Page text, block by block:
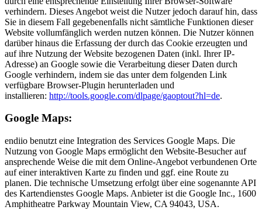
verhindern. Dieses Angebot weist die Nutzer jedoch darauf hin, dass
Sie in diesem Fall gegebenenfalls nicht sämtliche Funktionen dieser
Website vollumfänglich werden nutzen können. Die Nutzer können
darüber hinaus die Erfassung der durch das Cookie erzeugten und
auf ihre Nutzung der Website bezogenen Daten (inkl. Ihrer IP-
Adresse) an Google sowie die Verarbeitung dieser Daten durch
Google verhindern, indem sie das unter dem folgenden Link
verfügbare Browser-Plugin herunterladen und
installieren: http://tools.google.com/dlpage/gaoptout?hl=de.
Google Maps:
endiio benutzt eine Integration des Services Google Maps. Die
Nutzung von Google Maps ermöglicht den Website-Besucher auf
ansprechende Weise die mit dem Online-Angebot verbundenen Orte
auf einer interaktiven Karte zu finden und ggf. eine Route zu
planen. Die technische Umsetzung erfolgt über eine sogenannte API
des Kartendienstes Google Maps. Anbieter ist die Google Inc., 1600
Amphitheatre Parkway Mountain View, CA 94043, USA.